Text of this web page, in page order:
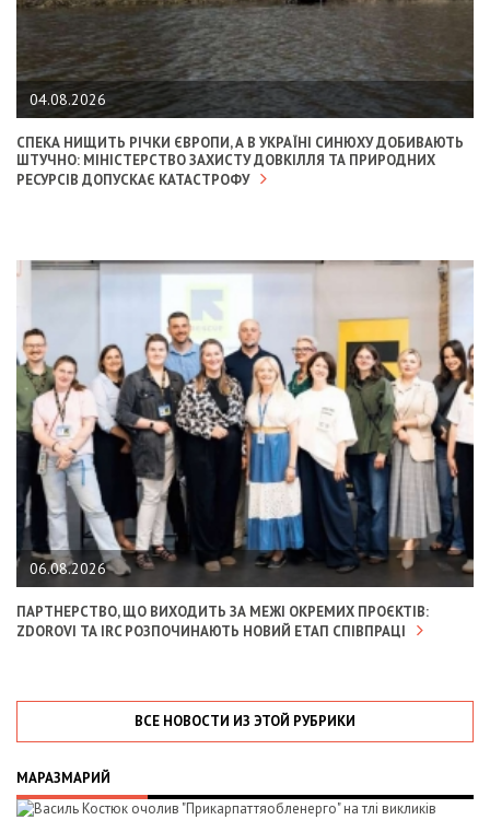
04.08.2026
СПЕКА НИЩИТЬ РІЧКИ ЄВРОПИ, А В УКРАЇНІ СИНЮХУ ДОБИВАЮТЬ
ШТУЧНО: МІНІСТЕРСТВО ЗАХИСТУ ДОВКІЛЛЯ ТА ПРИРОДНИХ
РЕСУРСІВ ДОПУСКАЄ КАТАСТРОФУ
06.08.2026
ПАРТНЕРСТВО, ЩО ВИХОДИТЬ ЗА МЕЖІ ОКРЕМИХ ПРОЄКТІВ:
ZDOROVI ТА IRC РОЗПОЧИНАЮТЬ НОВИЙ ЕТАП СПІВПРАЦІ
ВСЕ НОВОСТИ ИЗ ЭТОЙ РУБРИКИ
МАРАЗМАРИЙ